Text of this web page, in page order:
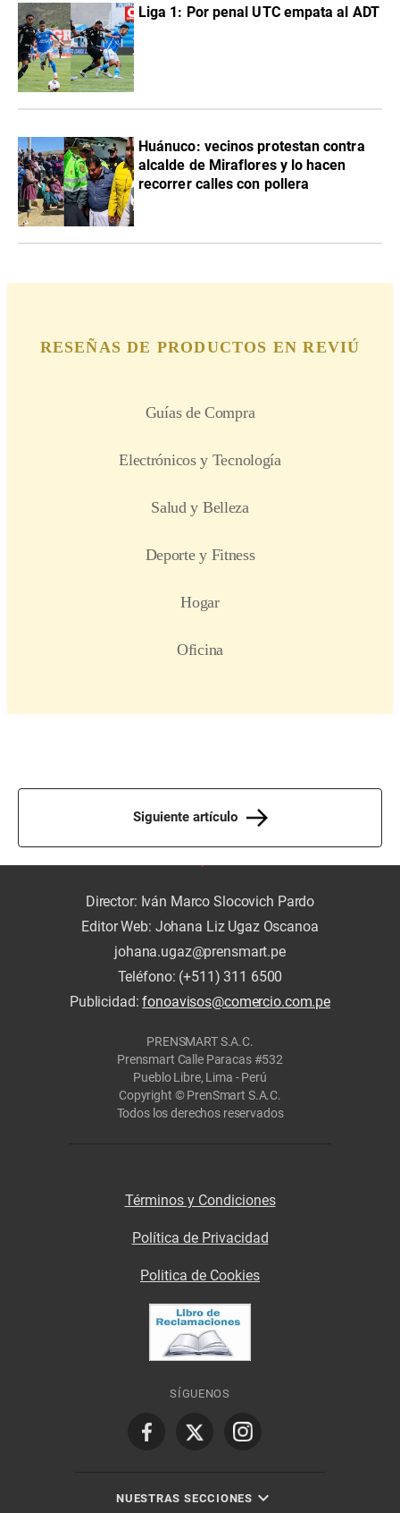
Liga 1: Por penal UTC empata al ADT
Huánuco: vecinos protestan contra
alcalde de Miraflores y lo hacen
recorrer calles con pollera
Siguiente artículo
Director: Iván Marco Slocovich Pardo
Editor Web: Johana Liz Ugaz Oscanoa
johana.ugaz@prensmart.pe
Teléfono: (+511) 311 6500
Publicidad:fonoavisos@comercio.com.pe
PRENSMART S.A.C.
Prensmart Calle Paracas #532
Pueblo Libre, Lima - Perú
Copyright © PrenSmart S.A.C.
Todos los derechos reservados
Términos y Condiciones
Política de Privacidad
Politica de Cookies
SÍGUENOS
NUESTRAS SECCIONES